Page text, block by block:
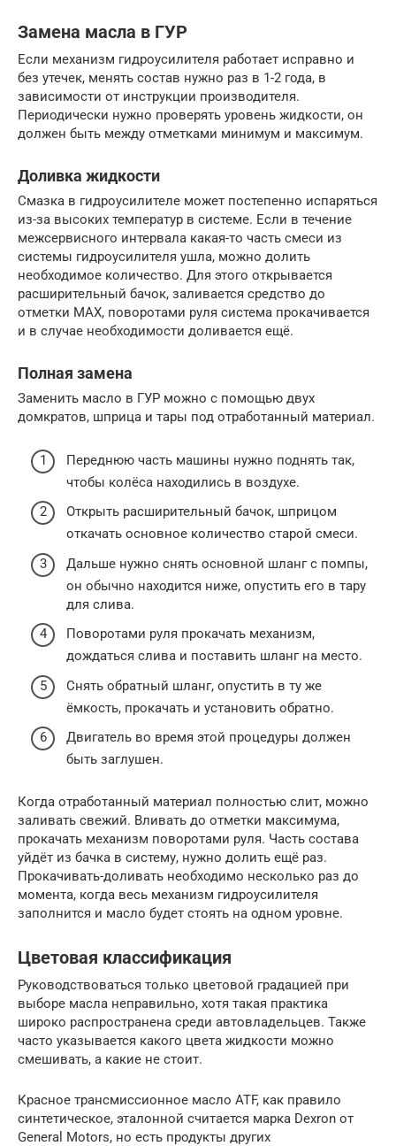
Замена масла в ГУР
Если механизм гидроусилителя работает исправно и
без утечек, менять состав нужно раз в 1-2 года, в
зависимости от инструкции производителя.
Периодически нужно проверять уровень жидкости, он
должен быть между отметками минимум и максимум.
Доливка жидкости
Смазка в гидроусилителе может постепенно испаряться
из-за высоких температур в системе. Если в течение
межсервисного интервала какая-то часть смеси из
системы гидроусилителя ушла, можно долить
необходимое количество. Для этого открывается
расширительный бачок, заливается средство до
отметки МАХ, поворотами руля система прокачивается
и в случае необходимости доливается ещё.
Полная замена
Заменить масло в ГУР можно с помощью двух
домкратов, шприца и тары под отработанный материал.
Переднюю часть машины нужно поднять так,
чтобы колёса находились в воздухе.
Открыть расширительный бачок, шприцом
откачать основное количество старой смеси.
Дальше нужно снять основной шланг с помпы,
он обычно находится ниже, опустить его в тару
для слива.
Поворотами руля прокачать механизм,
дождаться слива и поставить шланг на место.
Снять обратный шланг, опустить в ту же
ёмкость, прокачать и установить обратно.
Двигатель во время этой процедуры должен
быть заглушен.
Когда отработанный материал полностью слит, можно
заливать свежий. Вливать до отметки максимума,
прокачать механизм поворотами руля. Часть состава
уйдёт из бачка в систему, нужно долить ещё раз.
Прокачивать-доливать необходимо несколько раз до
момента, когда весь механизм гидроусилителя
заполнится и масло будет стоять на одном уровне.
Цветовая классификация
Руководствоваться только цветовой градацией при
выборе масла неправильно, хотя такая практика
широко распространена среди автовладельцев. Также
часто указывается какого цвета жидкости можно
смешивать, а какие не стоит.
Красное трансмиссионное масло ATF, как правило
синтетическое, эталонной считается марка Dexron от
General Motors, но есть продукты других